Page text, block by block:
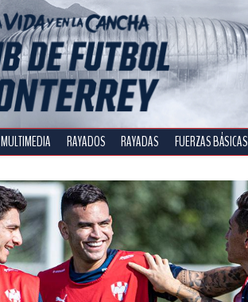
MULTIMEDIA RAYADOS RAYADAS FUERZAS BÁSICAS